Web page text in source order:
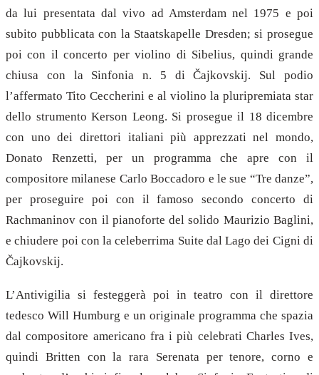
da lui presentata dal vivo ad Amsterdam nel 1975 e poi
subito pubblicata con la Staatskapelle Dresden; si prosegue
poi con il concerto per violino di Sibelius, quindi grande
chiusa con la Sinfonia n. 5 diČajkovskij. Sul podio
l’affermato Tito Ceccherini e al violino la pluripremiata star
dello strumento Kerson Leong. Si prosegue il 18 dicembre
con uno dei direttori italiani più apprezzati nel mondo,
Donato Renzetti, per un programma che apre con il
compositore milanese Carlo Boccadoro e le sue “Tre danze”,
per proseguire poi con il famoso secondo concerto di
Rachmaninov con il pianoforte del solido Maurizio Baglini,
e chiudere poi con la celeberrima Suite dal Lago dei Cigni di
Čajkovskij.
L’Antivigilia si festeggerà poi in teatro con il direttore
tedesco Will Humburg e un originale programma che spazia
dal compositore americano fra i più celebrati Charles Ives,
quindi Britten con la rara Serenata per tenore, corno e